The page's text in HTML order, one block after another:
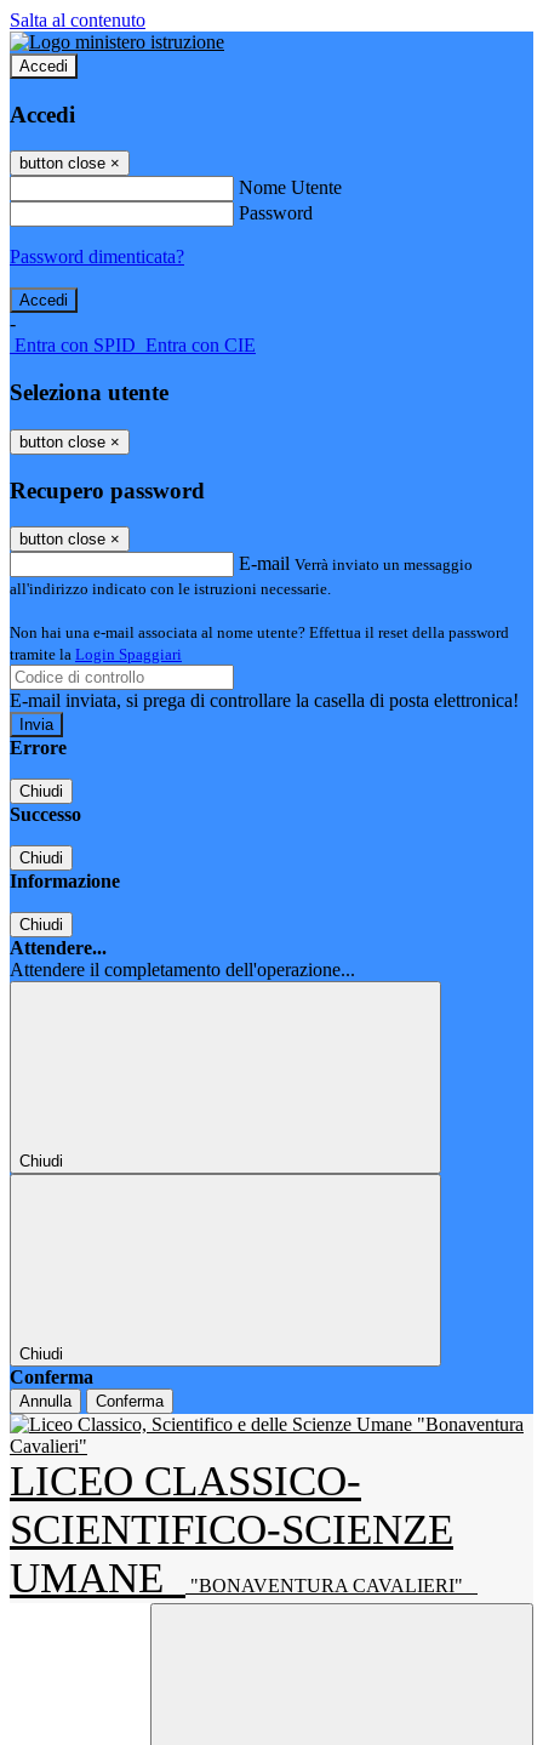
Salta al contenuto
Accedi
Accedi
button close ×
Nome Utente
Password
Password dimenticata?
-
Entra con SPID Entra con CIE
Seleziona utente
button close ×
Recupero password
button close ×
E-mail Verrà inviato un messaggio
all'indirizzo indicato con le istruzioni necessarie.
Non hai una e-mail associata al nome utente? Effettua il reset della password
tramite la Login Spaggiari
E-mail inviata, si prega di controllare la casella di posta elettronica!
Errore
Chiudi
Successo
Chiudi
Informazione
Chiudi
Attendere...
Attendere il completamento dell'operazione...
Chiudi
Chiudi
Conferma
Annulla Conferma
LICEO CLASSICO-
SCIENTIFICO-SCIENZE
UMANE
"BONAVENTURA CAVALIERI"